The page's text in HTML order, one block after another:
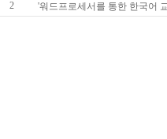
2
'워드프로세서를 통한 한국어